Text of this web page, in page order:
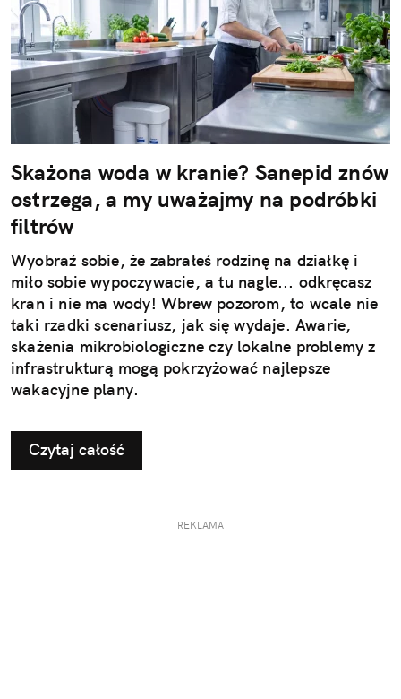
Skażona woda w kranie? Sanepid znów
ostrzega, a my uważajmy na podróbki
filtrów
Wyobraź sobie, że zabrałeś rodzinę na działkę i
miło sobie wypoczywacie, a tu nagle... odkręcasz
kran i nie ma wody! Wbrew pozorom, to wcale nie
taki rzadki scenariusz, jak się wydaje. Awarie,
skażenia mikrobiologiczne czy lokalne problemy z
infrastrukturą mogą pokrzyżować najlepsze
wakacyjne plany.
Czytaj całość
REKLAMA